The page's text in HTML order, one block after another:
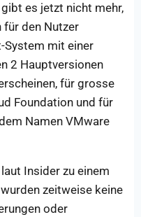
es jetzt nicht mehr,
den Nutzer
System mit einer
2 Hauptversionen
für grosse
Foundation und für
Namen VMware
Insider zu einem
zeitweise keine
oder